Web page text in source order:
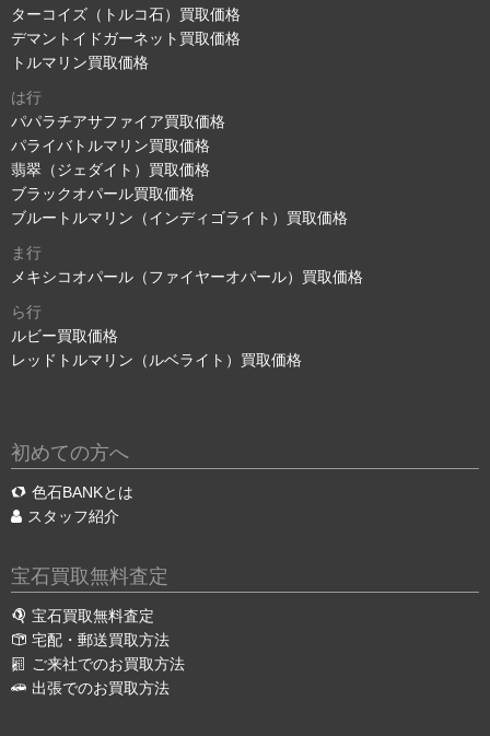
ターコイズ（トルコ石）買取価格
デマントイドガーネット買取価格
トルマリン買取価格
は行
パパラチアサファイア買取価格
パライバトルマリン買取価格
翡翠（ジェダイト）買取価格
ブラックオパール買取価格
ブルートルマリン（インディゴライト）買取価格
ま行
メキシコオパール（ファイヤーオパール）買取価格
ら行
ルビー買取価格
レッドトルマリン（ルベライト）買取価格
初めての方へ
色石BANKとは
スタッフ紹介
宝石買取無料査定
宝石買取無料査定
宅配・郵送買取方法
ご来社でのお買取方法
出張でのお買取方法